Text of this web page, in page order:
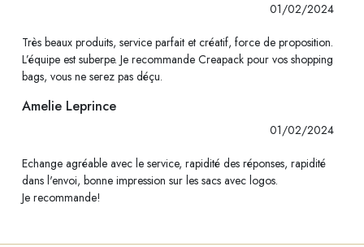
01/02/2024
Très beaux produits, service parfait et créatif, force de proposition.
L’équipe est suberpe. Je recommande Creapack pour vos shopping
bags, vous ne serez pas déçu.
Amelie Leprince
01/02/2024
Echange agréable avec le service, rapidité des réponses, rapidité
dans l'envoi, bonne impression sur les sacs avec logos.
Je recommande!